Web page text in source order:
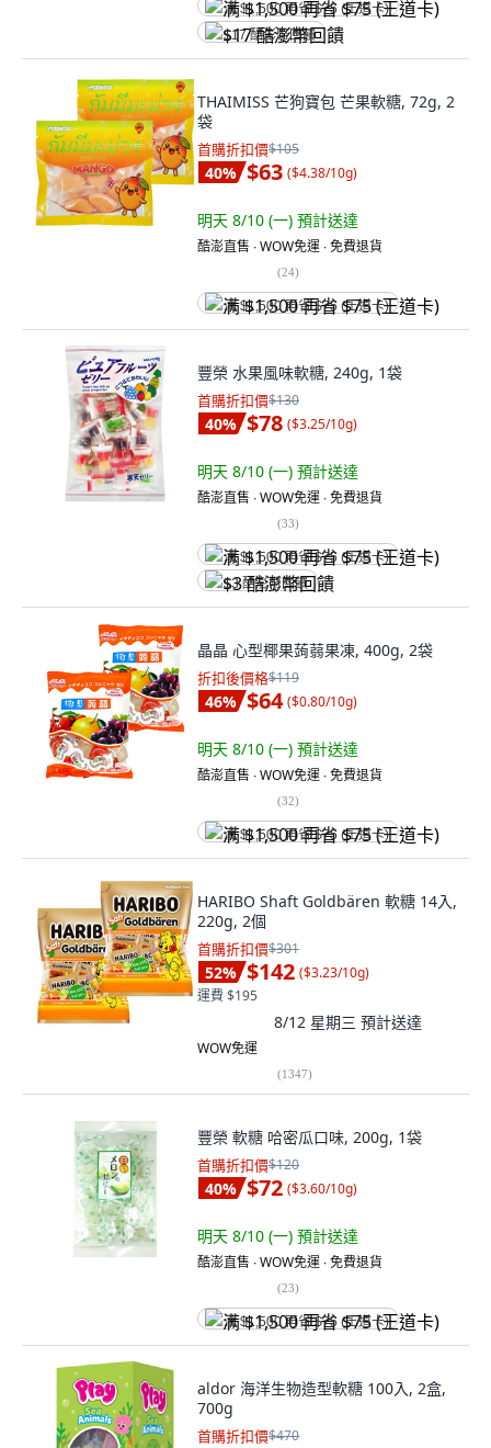
满 $1,500 再省 $75 (王道卡)
$17 酷澎幣回饋
THAIMISS 芒狗寶包 芒果軟糖, 72g, 2
袋
首購折扣價$105
40% $63 ($4.38/10g)
明天 8/10 (一) 預計送達
酷澎直售 ∙ WOW免運 ∙ 免費退貨
(24)
满 $1,500 再省 $75 (王道卡)
豐榮 水果風味軟糖, 240g, 1袋
首購折扣價$130
40% $78 ($3.25/10g)
明天 8/10 (一) 預計送達
酷澎直售 ∙ WOW免運 ∙ 免費退貨
(33)
满 $1,500 再省 $75 (王道卡)
$3 酷澎幣回饋
晶晶 心型椰果蒟蒻果凍, 400g, 2袋
折扣後價格$119
46% $64 ($0.80/10g)
明天 8/10 (一) 預計送達
酷澎直售 ∙ WOW免運 ∙ 免費退貨
(32)
满 $1,500 再省 $75 (王道卡)
HARIBO Shaft Goldbären 軟糖 14入,
220g, 2個
首購折扣價$301
52% $142 ($3.23/10g)
運費 $195
8/12 星期三 預計送達
WOW免運
(1347)
豐榮 軟糖 哈密瓜口味, 200g, 1袋
首購折扣價$120
40% $72 ($3.60/10g)
明天 8/10 (一) 預計送達
酷澎直售 ∙ WOW免運 ∙ 免費退貨
(23)
满 $1,500 再省 $75 (王道卡)
aldor 海洋生物造型軟糖 100入, 2盒,
700g
首購折扣價$470